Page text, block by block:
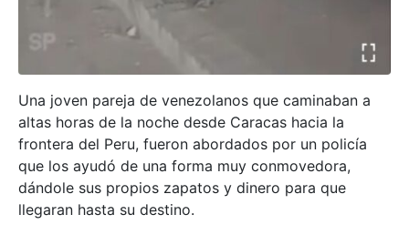
Una joven pareja de venezolanos que caminaban a
altas horas de la noche desde Caracas hacia la
frontera del Peru, fueron abordados por un policía
que los ayudó de una forma muy conmovedora,
dándole sus propios zapatos y dinero para que
llegaran hasta su destino.